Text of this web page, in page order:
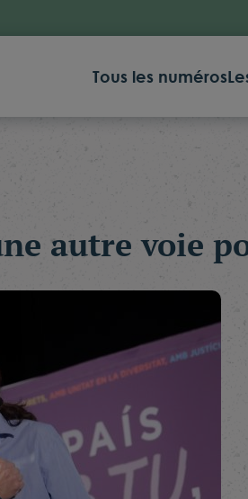
Tous les numéros
autre voie